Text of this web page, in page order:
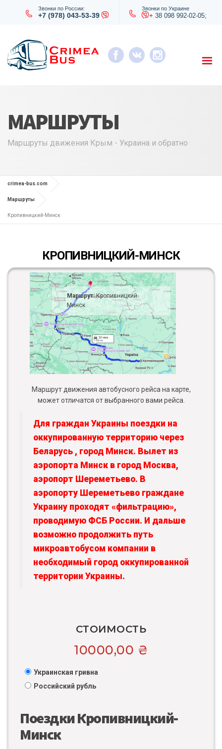
Звонки по России:
+7 (978) 043-53-39
Звонки по Украине
+ 38 098 992-02-05;
МАРШРУТЫ
Маршруты движения Крым - Украина и обратно
crimea-bus.com
Маршруты
Кропивницкий-Минск
КРОПИВНИЦКИЙ-МИНСК
Маршрут:Кропивницкий-
Минск
Маршрут движения автобусного рейса на карте,
может отличатся от выбранного вами рейса.
Для граждан Украины поездки на
оккупированную территорию через
Беларусь , город Минск. Вылет из
аэропорта Минск в город Москва,
аэропорт Шереметьево. В
аэропорту Шереметьево граждане
Украину проходят «фильтрацию»,
проводимую ФСБ России. И дальше
возможно продолжить путь
микроавтобусом компании в
необходимый город оккупированной
территории Украины.
СТОИМОСТЬ
10000,00 ₴
Украинская гривна
Российский рубль
Поездки Кропивницкий-
Минск